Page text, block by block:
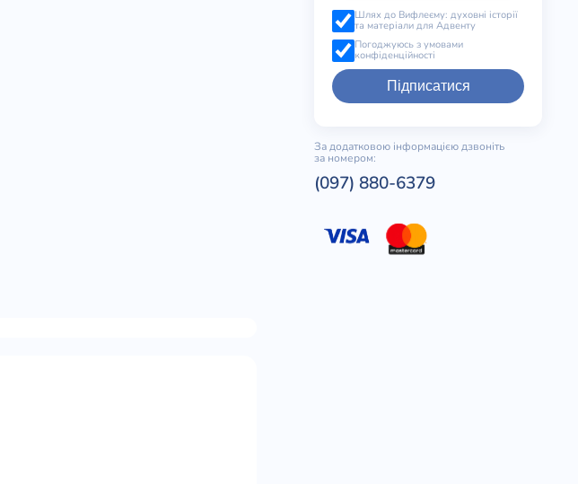
Шлях до Вифлеєму: духовні історії
та матеріали для Адвенту
Погоджуюсь з умовами
конфіденційності
Підписатися
За додатковою інформацією дзвоніть
за номером:
(097) 880-6379